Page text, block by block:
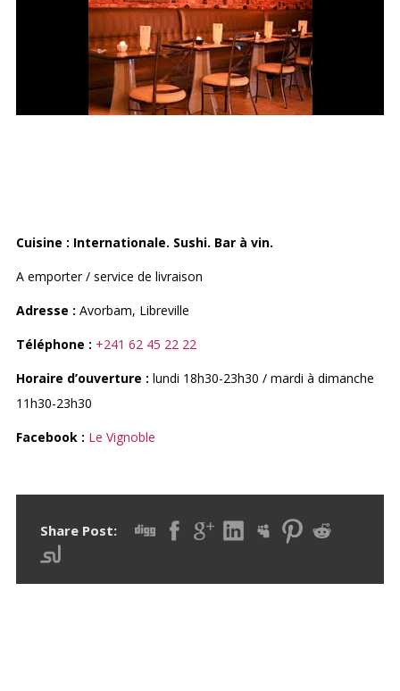
Cuisine : Internationale. Sushi. Bar à vin.
A emporter / service de livraison
Adresse : Avorbam, Libreville
Téléphone : +241 62 45 22 22
Horaire d’ouverture : lundi 18h30-23h30 / mardi à dimanche
11h30-23h30
Facebook : Le Vignoble
Share Post: